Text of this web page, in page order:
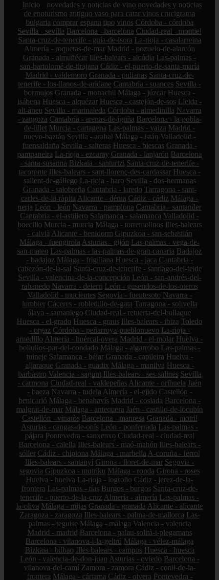
Inicio novedades y noticias de vino novedades y noticias
de enoturismo antiguo vaso para catar vinos crucigrama
bulgaria comprar espana tipo vinos Córdoba - córdoba
Sevilla - sevilla Barcelona - barcelona Ciudad-real - montiel
Santa-cruz-de-tenerife - guía-de-isora La-rioja - casalarreina
Almería - roquetas-de-mar Madrid - pozuelo-de-alarcón
Granada - almuñécar Illes-balears - alcúdia Las-palmas -
san-bartolomé-de-tirajana Cádiz - el-puerto-de-santa-maría
Madrid - valdemoro Granada - pulianas Santa-cruz-de-
tenerife - los-llanos-de-aridane Cantabria - suances Sevilla -
bormujos Granada - monachil Málaga - júzcar Huesca -
isábena Huesca - alquézar Huesca - castejón-de-sos Lleida -
alt-àneu Sevilla - marinaleda Córdoba - almedinilla Navarra
- zangoza Cantabria - arenas-de-iguña Barcelona - la-pobla-
de-lillet Murcia - cartagena Las-palmas - yaiza Madrid -
nuevo-baztán Sevilla - arahal Málaga - istán Valladolid -
fuensaldaña Sevilla - salteras Huesca - biescas Granada -
pampaneira La-rioja - ezcaray Granada - lanjarón Barcelona
- santa-susanna Bizkaia - santurtzi Santa-cruz-de-tenerife -
tacoronte Illes-balears - sant-llorenç-des-cardassar Huesca -
sallent-de-gállego La-rioja - haro Sevilla - dos-hermanas
Granada - salobreña Cantabria - laredo Tarragona - sant-
carles-de-la-ràpita Alicante - dénia Cádiz - cádiz Málaga -
nerja León - león Navarra - pamplona Cantabria - santander
Cantabria - el-astillero Salamanca - salamanca Valladolid -
boecillo Murcia - murcia Málaga - torremolinos Illes-balears
- calvià Alicante - benidorm Gipuzkoa - san-sebastián
Málaga - fuengirola Asturias - gijón Las-palmas - vega-de-
san-mateo Las-palmas - las-palmas-de-gran-canaria Badajoz
- badajoz Málaga - frigiliana Huesca - jaca Cantabria -
cabezón-de-la-sal Santa-cruz-de-tenerife - santiago-del-teide
Sevilla - valencina-de-la-concepción León - san-andrés-del-
rabanedo Navarra - deierri León - gusendos-de-los-oteros
Valladolid - mucientes Segovia - fuentesoto Navarra -
lumbier Cáceres - robledillo-de-gata Tarragona - solivella
álava - samaniego Ciudad-real - retuerta-del-bullaque
Huesca - el-grado Huesca - graus Illes-balears - ibiza Toledo
- orgaz Córdoba - peñarroya-pueblonuevo La-rioja -
arnedillo Almería - huércal-overa Madrid - el-molar Huelva -
bollullos-par-del-condado Málaga - algarrobo Las-palmas -
tuineje Salamanca - béjar Granada - capileira Huelva -
aljaraque Granada - guadix Málaga - manilva Huesca -
barbastro Valencia - sagunt Illes-balears - ses-salines Sevilla
- carmona Ciudad-real - valdepeñas Alicante - orihuela Jaén
- baeza Navarra - tudela Almería - el-ejido Castellón -
benicarló Málaga - benahavís Madrid - coslada Barcelona -
malgrat-de-mar Málaga - antequera Jaén - castillo-de-locubín
Castellón - vinaròs Barcelona - manresa Granada - motril
Asturias - cangas-de-onís León - ponferrada Las-palmas -
pájara Pontevedra - sanxenxo Ciudad-real - ciudad-real
Barcelona - calella Illes-balears - maó-mahón Illes-balears -
sóller Cádiz - chipiona Málaga - marbella A-coruña - ferrol
Illes-balears - santanyí Girona - lloret-de-mar Segovia -
segovia Gipuzkoa - mutriku Málaga - ronda Girona - roses
Huelva - huelva La-rioja - logroño Cádiz - jerez-de-la-
frontera Las-palmas - tías Burgos - burgos Santa-cruz-de-
tenerife - puerto-de-la-cruz Almería - almería Las-palmas -
la-oliva Málaga - mijas Granada - granada Alicante - alicante
Zaragoza - zaragoza Illes-balears - palma-de-mallorca Las-
palmas - teguise Málaga - málaga Valencia - valencia
Madrid - madrid Barcelona - palau-solità-i-plegamans
Barcelona - vilanova-i-la-geltrú Málaga - vélez-málaga
Bizkaia - bilbao Illes-balears - campos Huesca - huesca
León - valencia-de-don-juan Asturias - oviedo Barcelona -
vilanova-del-camí Zamora - zamora Cádiz - conil-de-la-
frontera Málaga - cártama Cádiz - olvera Pontevedra -